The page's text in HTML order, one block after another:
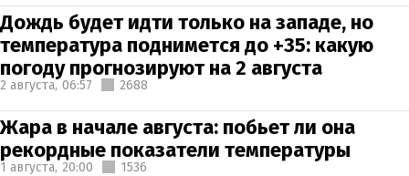
Дождь будет идти только на западе, но
температура поднимется до +35: какую
погоду прогнозируют на 2 августа
2 августа, 06:57 2688
Жара в начале августа: побьет ли она
рекордные показатели температуры
1 августа, 20:00 1536